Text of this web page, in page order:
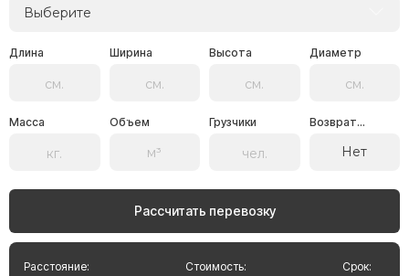
Выберите
Длина Ширина Высота Диаметр
Масса Объем Грузчики Возврат...
Нет
Рассчитать перевозку
Стоимость:
Расстояние: Срок: